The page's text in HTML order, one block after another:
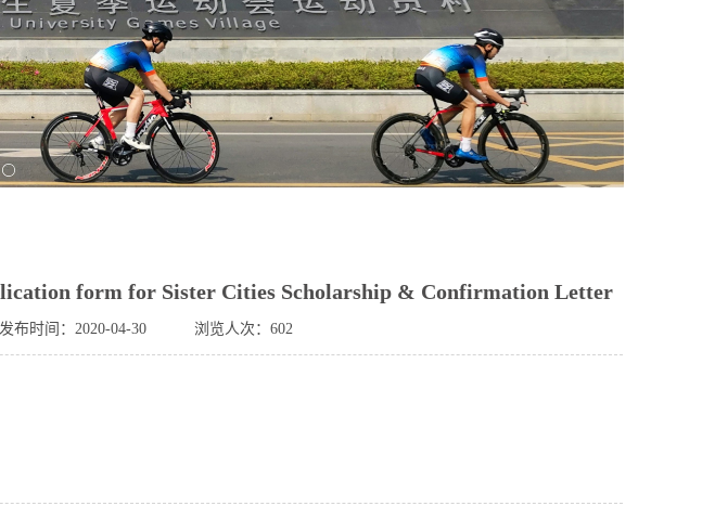
国际生来校
form for Sister Cities Scholarship & Confirmation Letter
发布时间：2020-04-30 浏览人次： 602